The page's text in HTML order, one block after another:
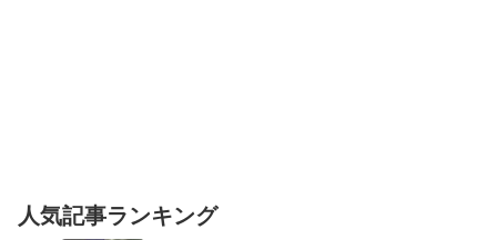
人気記事ランキング